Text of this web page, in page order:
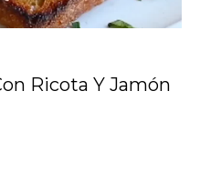
Ricota Y Jamón